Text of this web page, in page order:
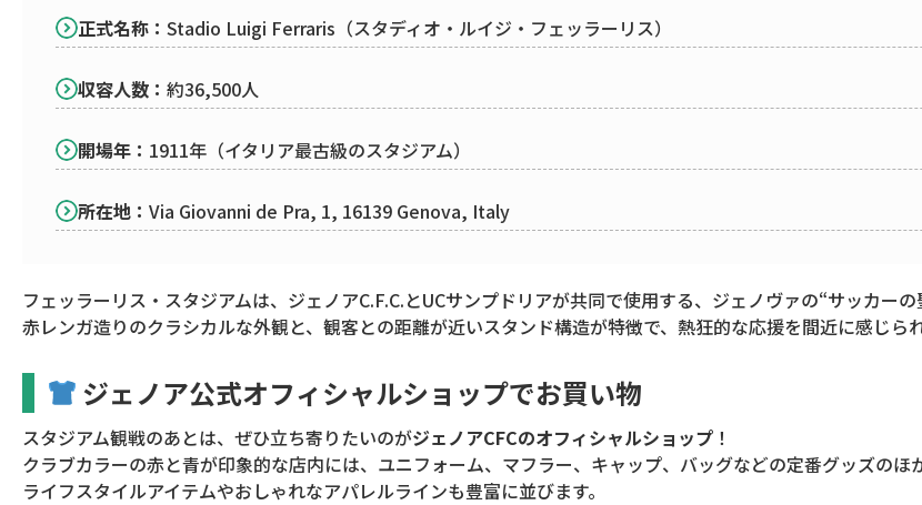
正式名称： Stadio Luigi Ferraris（スタディオ・ルイジ・フェッラーリス）
収容人数： 約36,500人
開場年： 1911年（イタリア最古級のスタジアム）
所在地： Via Giovanni de Pra, 1, 16139 Genova, Italy
フェッラーリス・スタジアムは、ジェノアC.F.C.とUCサンプドリアが共同で使用する、ジェノヴァの“サッカーの
赤レンガ造りのクラシカルな外観と、観客との距離が近いスタンド構造が特徴で、熱狂的な応援を間近に感じら
ジェノア公式オフィシャルショップでお買い物
スタジアム観戦のあとは、ぜひ立ち寄りたいのがジェノアCFCのオフィシャルショップ ！
クラブカラーの赤と青が印象的な店内には、ユニフォーム、マフラー、キャップ、バッグなどの定番グッズのほ
ライフスタイルアイテムやおしゃれなアパレルラインも豊富に並びます。